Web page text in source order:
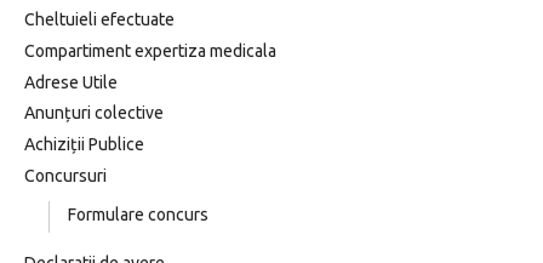
Cheltuieli efectuate
Compartiment expertiza medicala
Adrese Utile
Anunțuri colective
Achiziții Publice
Concursuri
Formulare concurs